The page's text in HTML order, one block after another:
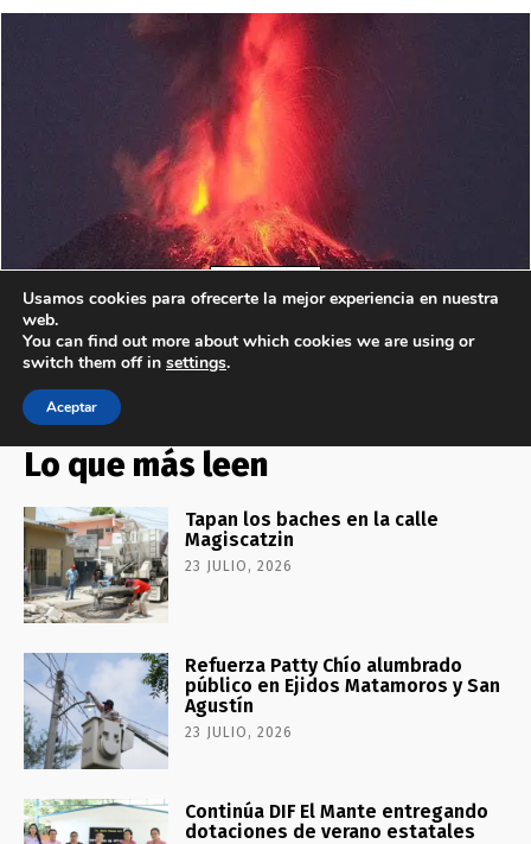
Lo que más leen
Tapan los baches en la calle
Magiscatzin
23 JULIO, 2026
Refuerza Patty Chío alumbrado
público en Ejidos Matamoros y San
Agustín
23 JULIO, 2026
Continúa DIF El Mante entregando
dotaciones de verano estatales